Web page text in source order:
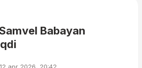
Babayan